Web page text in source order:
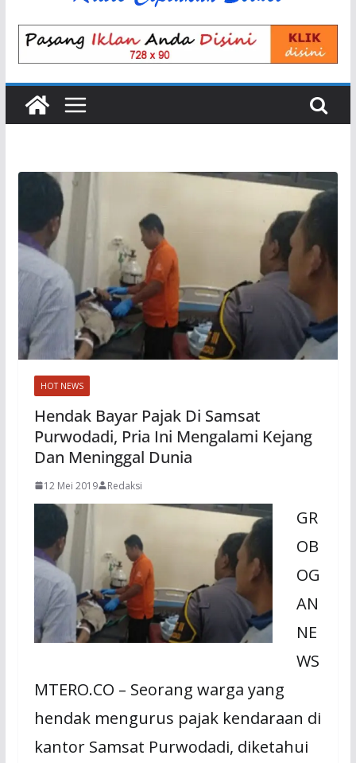
HOT NEWS
Hendak Bayar Pajak Di Samsat
Purwodadi, Pria Ini Mengalami Kejang
Dan Meninggal Dunia
12 Mei 2019 Redaksi
GR
OB
OG
AN
NE
WS
MTERO.CO – Seorang warga yang
hendak mengurus pajak kendaraan di
kantor Samsat Purwodadi, diketahui